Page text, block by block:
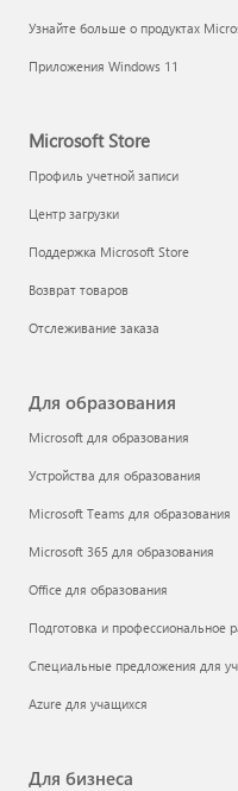
Узнайте больше о продуктах
Приложения Windows 11
Microsoft Store
Профиль учетной записи
Центр загрузки
Поддержка Microsoft Store
Возврат товаров
Отслеживание заказа
Для образования
Microsoft для образования
Устройства для образования
Microsoft Teams для образования
Microsoft 365 для образования
Office для образования
Подготовка и профессиональное
Специальные предложения для
Azure для учащихся
Для бизнеса